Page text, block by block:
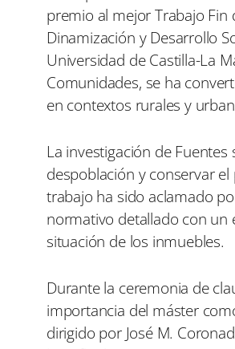
r
t
i
r
e
n
premio al mejor Trabajo
Dinamización y Desarrollo
Universidad de Castilla-La
Comunidades, se ha
en contextos rurales y
La investigación de
despoblación y conservar
trabajo ha sido aclamado
normativo detallado con un
situación de los inmuebles.
Durante la ceremonia de
importancia del máster
dirigido por José M.